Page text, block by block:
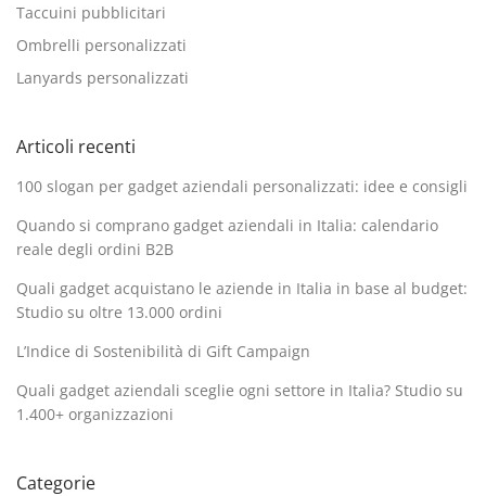
Taccuini pubblicitari
Ombrelli personalizzati
Lanyards personalizzati
Articoli recenti
100 slogan per gadget aziendali personalizzati: idee e consigli
Quando si comprano gadget aziendali in Italia: calendario
reale degli ordini B2B
Quali gadget acquistano le aziende in Italia in base al budget:
Studio su oltre 13.000 ordini
L’Indice di Sostenibilità di Gift Campaign
Quali gadget aziendali sceglie ogni settore in Italia? Studio su
1.400+ organizzazioni
Categorie